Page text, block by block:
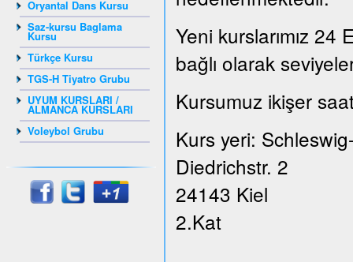
Oryantal Dans Kursu
Saz-kursu Baglama
Kursu
Türkçe Kursu
TGS-H Tiyatro Grubu
UYUM KURSLARI /
ALMANCA KURSLARI
Voleybol Grubu
Yeni kurslarımız 24
bağlı olarak
Kursumuz ikişer
Kurs yeri:
Diedrichstr. 2
24143 Kiel
2.Kat